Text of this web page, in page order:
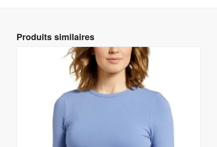
Produits similaires